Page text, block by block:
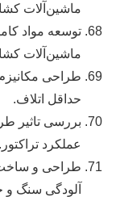
ماشین‌آلات
توسعه مواد
ماشین‌آلات
طراحی
حداقل اتلاف.
بررسی تاثیر
عملکرد تراکتور.
طراحی و ساخت
آلودگی سنگ و